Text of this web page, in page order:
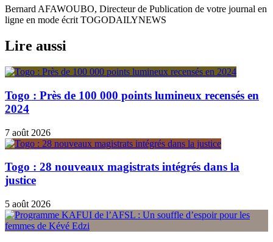
Bernard AFAWOUBO, Directeur de Publication de votre journal en
ligne en mode écrit TOGODAILYNEWS
Lire aussi
Togo : Près de 100 000 points lumineux recensés en
2024
7 août 2026
Togo : 28 nouveaux magistrats intégrés dans la
justice
5 août 2026